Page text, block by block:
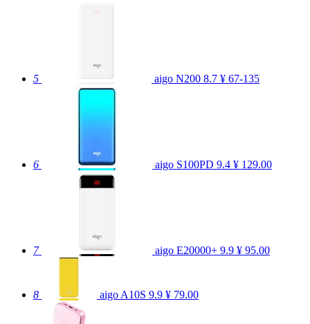
5 aigo N200 8.7 ¥ 67-135
6 aigo S100PD 9.4 ¥ 129.00
7 aigo E20000+ 9.9 ¥ 95.00
8 aigo A10S 9.9 ¥ 79.00